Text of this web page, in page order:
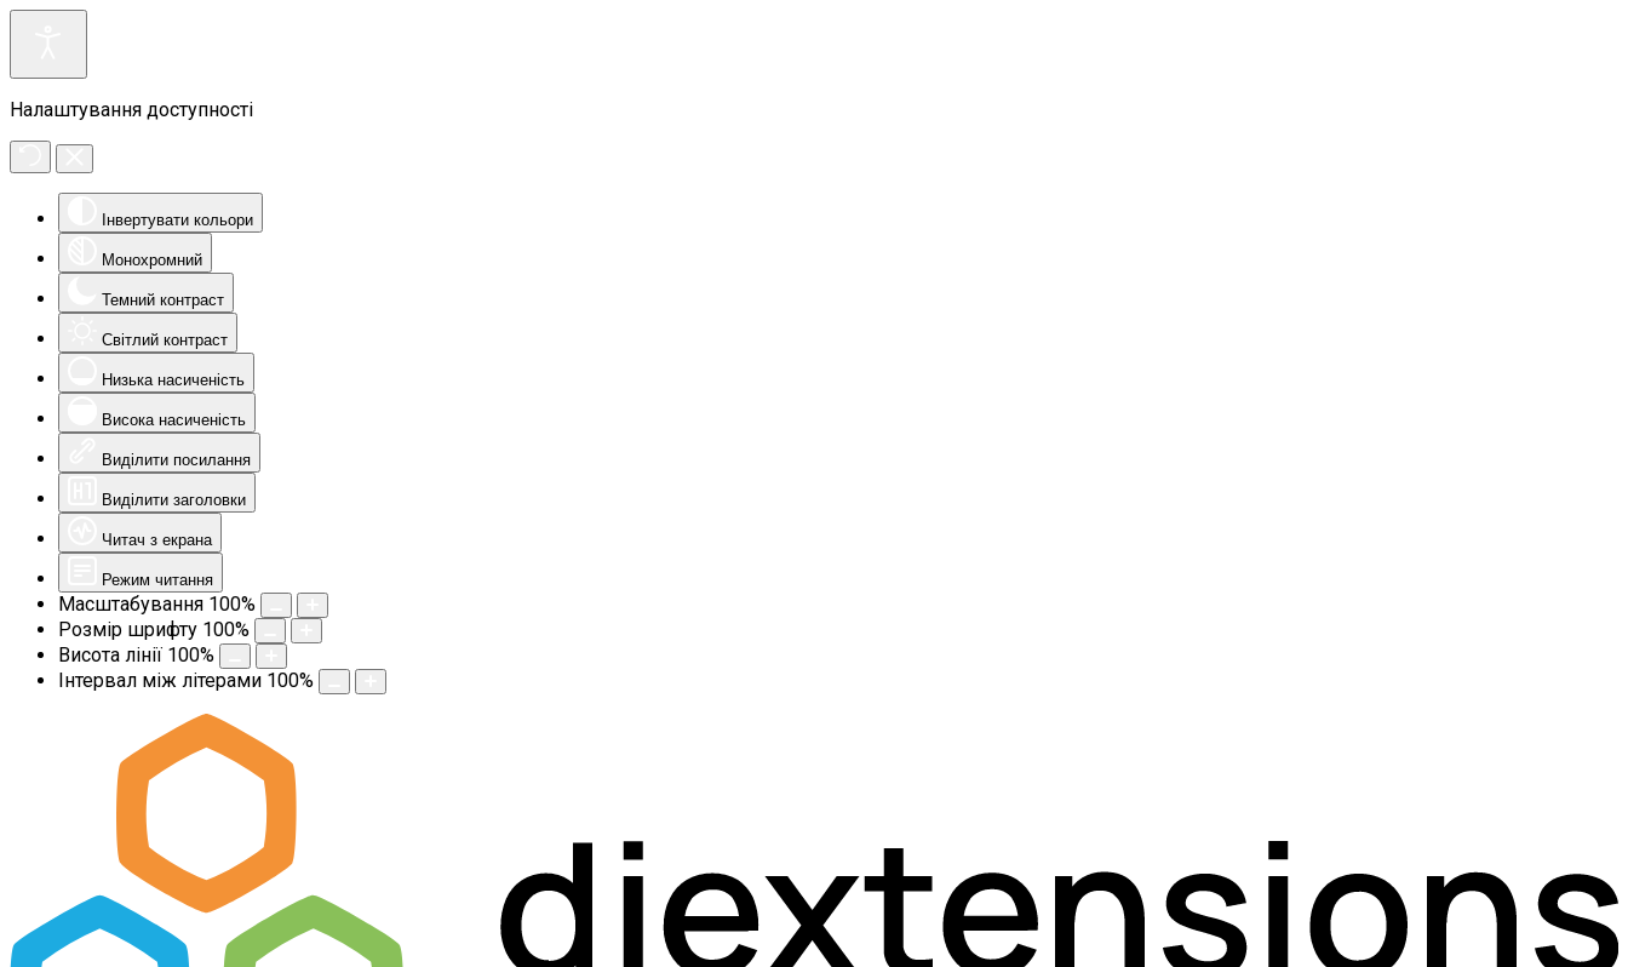
Налаштування доступності
Інвертувати кольори
Монохромний
Темний контраст
Світлий контраст
Низька насиченість
Висока насиченість
Виділити посилання
Виділити заголовки
Читач з екрана
Режим читання
Масштабування 100%
Розмір шрифту 100%
Висота лінії 100%
Інтервал між літерами 100%